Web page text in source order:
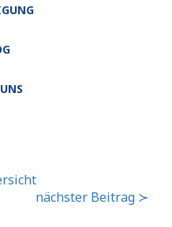
nächster Beitrag ≻